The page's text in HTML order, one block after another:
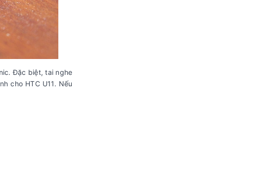
Đặc biệt, tai nghe
cho HTC U11. Nếu